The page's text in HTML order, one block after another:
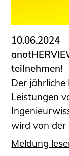
Anträge,
Fortbildung/
und Ingenieure
Recht
Publikationen
Stellenbörse
Staatlich
10.06.2024
teilnehmen!
Der
Leistungen
wird von der
Meldung